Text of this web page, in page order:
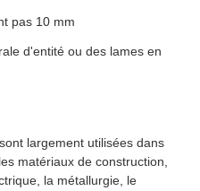
pas 10 mm
d'entité ou des lames en
largement utilisées dans
matériaux de construction,
la métallurgie, le